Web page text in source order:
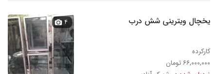
یخچال ویترینی شش درب
کارکرده
۶۶,۰۰۰,۰۰۰ تومان
۴